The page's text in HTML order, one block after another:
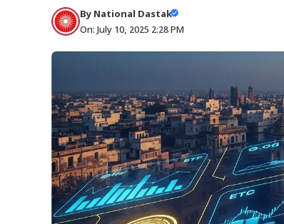
By National Dastak
On: July 10, 2025 2:28 PM